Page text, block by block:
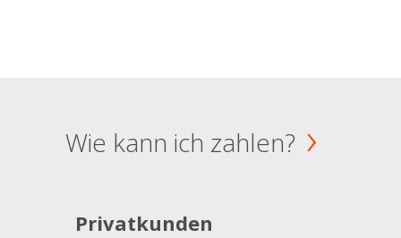
Wie kann ich zahlen?
Privatkunden